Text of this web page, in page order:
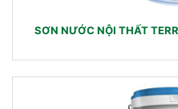
SƠN NƯỚC NỘI THẤT